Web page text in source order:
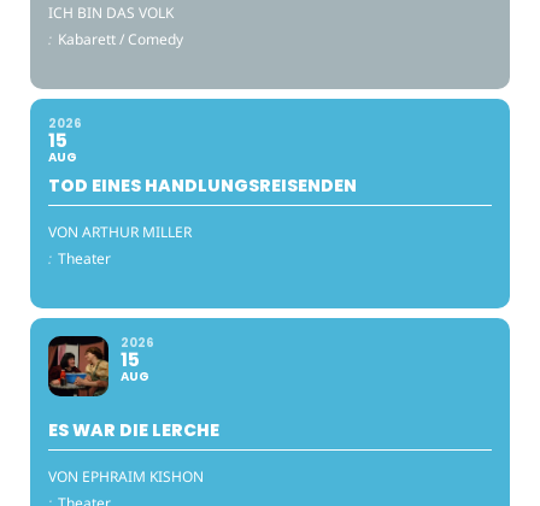
ICH BIN DAS VOLK
: Kabarett / Comedy
2026
15
AUG
TOD EINES HANDLUNGSREISENDEN
VON ARTHUR MILLER
: Theater
2026
15
AUG
ES WAR DIE LERCHE
VON EPHRAIM KISHON